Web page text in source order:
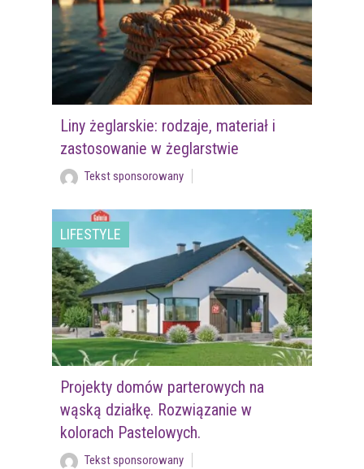
Liny żeglarskie: rodzaje, materiał i
zastosowanie w żeglarstwie
Tekst sponsorowany
LIFESTYLE
Projekty domów parterowych na
wąską działkę. Rozwiązanie w
kolorach Pastelowych.
Tekst sponsorowany